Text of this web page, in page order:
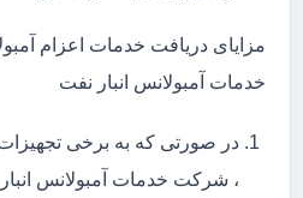
مزایای دریافت خدمات اعزام
خدمات آمبولانس انبار نفت
در صورتی که به برخی
، شرکت خدمات آمبولانس